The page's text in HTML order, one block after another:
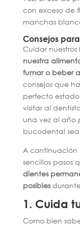
con exceso de
manchas
Consejos
Cuidar
nuestra
fumar o beber
consejos que
perfecto
visitar al
una vez al año
bucodental
A continuación
sencillos pasos
dientes
posibles
1. Cuida
Como bien